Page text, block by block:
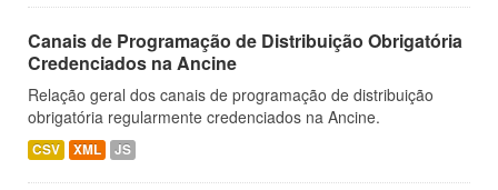
Canais de Programação de Distribuição Obrigatória
Credenciados na Ancine
Relação geral dos canais de programação de distribuição
obrigatória regularmente credenciados na Ancine.
CSV XML JS